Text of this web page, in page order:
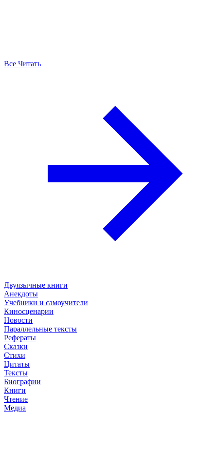
Все Читать
Двуязычные книги
Анекдоты
Учебники и самоучители
Киносценарии
Новости
Параллельные тексты
Рефераты
Сказки
Стихи
Цитаты
Тексты
Биографии
Книги
Чтение
Медиа